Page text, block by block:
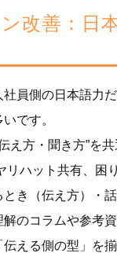
改善：日
員側の日本語力
です。
え方・聞き方”を
ハット共有、困
き（伝え方）・
のコラムや参考
える側の型」を